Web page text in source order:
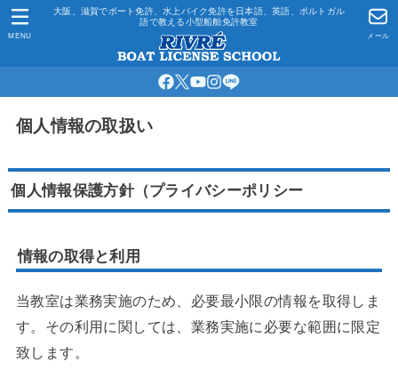
大阪、滋賀でボート免許、水上バイク免許を日本語、英語、ポルトガル
語で教える小型船舶免許教室
メール
MENU
個人情報の取扱い
個人情報保護方針（プライバシーポリシー
情報の取得と利用
当教室は業務実施のため、必要最小限の情報を取得しま
す。その利用に関しては、業務実施に必要な範囲に限定
致します。